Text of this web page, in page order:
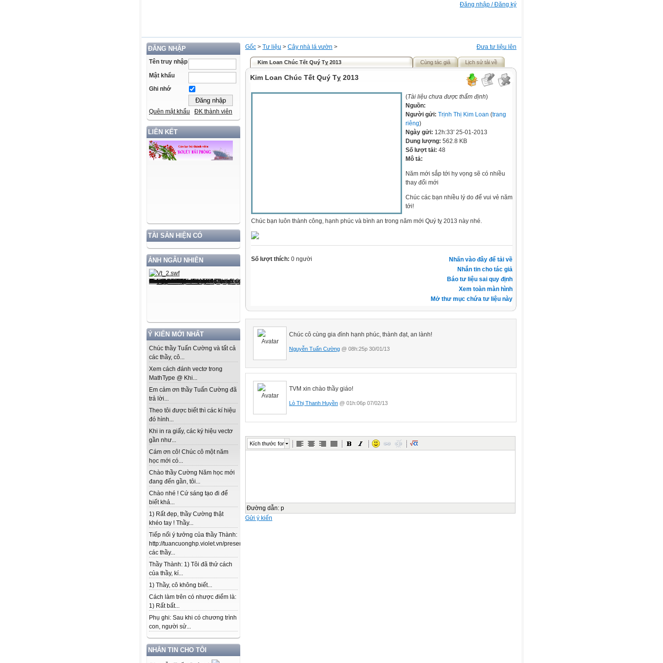
Đăng nhập / Đăng ký
ĐĂNG NHẬP
Tên truy nhập
Mật khẩu
Ghi nhớ
Quên mật khẩu ĐK thành viên
LIÊN KẾT
TÀI SẢN HIỆN CÓ
ẢNH NGẪU NHIÊN
Ý KIẾN MỚI NHẤT
Chúc thầy Tuấn Cường và tất cả
các thầy, cô...
Xem cách đánh vectơ trong
MathType @ Khi...
Em cảm ơn thầy Tuấn Cường đã
trả lời...
Theo tôi được biết thì các kí hiệu
đó hình...
Khi in ra giấy, các ký hiệu vectơ
gần như...
Cám ơn cô! Chúc cô một năm
học mới có...
Chào thầy Cường Năm học mới
đang đến gần, tôi...
Chào nhé ! Cứ sáng tạo đi để
biết khả...
1) Rất đẹp, thầy Cường thật
khéo tay ! Thầy...
Tiếp nối ý tưởng của thầy Thành:
http://tuancuonghp.violet.vn/present/show/entry_id/10207719/cm_id/3030368#3030368,
các thầy...
Thầy Thành: 1) Tôi đã thử cách
của thầy, kí...
1) Thầy, cô không biết...
Cách làm trên có nhược điểm là:
1) Rất bất...
Phụ ghi: Sau khi có chương trình
con, người sử...
NHẮN TIN CHO TÔI
Đưa tư liệu lên
Gốc > Tư liệu > Cây nhà lá vườn >
Kim Loan Chúc Tết Quý Tỵ 2013 Cùng tác giả Lịch sử tải về
Kim Loan Chúc Tết Quý Tỵ 2013
(Tài liệu chưa được thẩm định)
Nguồn:
Người gửi: Trịnh Thị Kim Loan (trang
riêng)
Ngày gửi: 12h:33' 25-01-2013
Dung lượng: 562.8 KB
Số lượt tải: 48
Mô tả:
Năm mới sắp tới hy vọng sẽ có nhiều
thay đổi mới
Chúc các bạn nhiều lý do để vui vẻ năm
tới!
Chúc bạn luôn thành công, hạnh phúc và bình an trong năm mới Quý tỵ 2013 này nhé.
Nhấn vào đây để tải về
Nhắn tin cho tác giả
Báo tư liệu sai quy định
Xem toàn màn hình
Mở thư mục chứa tư liệu này
Số lượt thích: 0 người
Chúc cô cùng gia đình hạnh phúc, thành đạt, an lành!
Nguyễn Tuấn Cường @ 08h:25p 30/01/13
TVM xin chào thầy giáo!
Lò Thị Thanh Huyền @ 01h:06p 07/02/13
Kích thước font
Đường dẫn: p
Gửi ý kiến